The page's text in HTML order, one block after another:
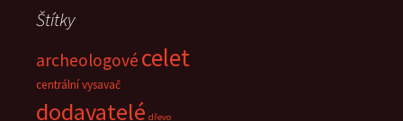
Štítky
archeologové celet
centrální vysavač
dodavatelé dřevo